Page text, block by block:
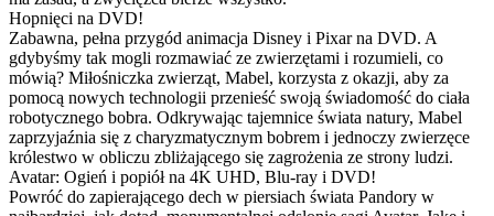
Hopnięci na DVD!
Zabawna, pełna przygód animacja Disney i Pixar na DVD. A
gdybyśmy tak mogli rozmawiać ze zwierzętami i rozumieli, co
mówią? Miłośniczka zwierząt, Mabel, korzysta z okazji, aby za
pomocą nowych technologii przenieść swoją świadomość do ciała
robotycznego bobra. Odkrywając tajemnice świata natury, Mabel
zaprzyjaźnia się z charyzmatycznym bobrem i jednoczy zwierzęce
królestwo w obliczu zbliżającego się zagrożenia ze strony ludzi.
Avatar: Ogień i popiół na 4K UHD, Blu-ray i DVD!
Powróć do zapierającego dech w piersiach świata Pandory w